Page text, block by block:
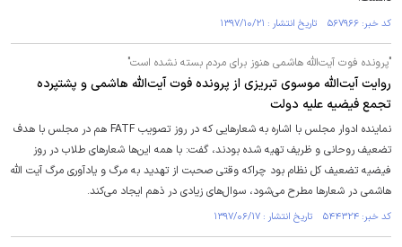
کد خبر: ۵۶۷۹۶۶ تاریخ انتشار : ۱۳۹۷/۱۰/۲۱
"پرونده فوت آیت‌الله هاشمی هنوز برای مردم بسته نشده‌ است"
روایت آیت‌الله موسوی تبریزی از پرونده فوت آیت‌الله هاشمی و پشت‎پرده
تجمع فیضیه علیه دولت
نماینده ادوار مجلس با اشاره به شعارهایی که در روز تصویب FATF هم در مجلس با هدف
تضعیف روحانی و ظریف تهیه شده بودند، گفت: با همه این‌ها شعارهای طلاب در روز
فیضیه تضعیف کل نظام بود چراکه وقتی صحبت از تهدید به مرگ و یادآوری مرگ آیت الله
هاشمی در شعارها مطرح می‌شود، سوال‌های زیادی در ذهم ایجاد می‌کند.
کد خبر: ۵۴۴۳۲۴ تاریخ انتشار : ۱۳۹۷/۰۶/۱۷